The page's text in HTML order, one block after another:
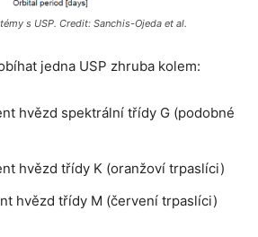
s USP. Credit: Sanchis-Ojeda et al.
jedna USP zhruba kolem:
hvězd spektrální třídy G (podobné
hvězd třídy K (oranžoví trpaslíci)
hvězd třídy M (červení trpaslíci)